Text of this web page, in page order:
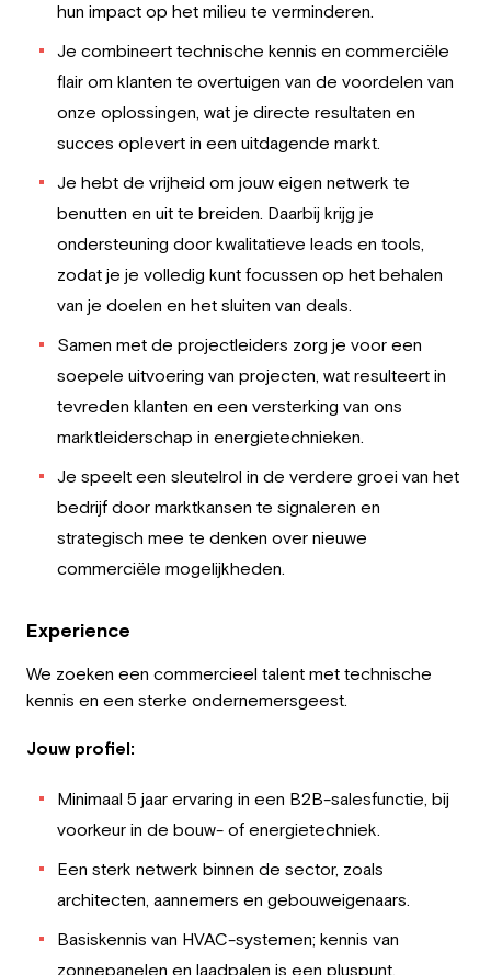
hun impact op het milieu te verminderen.
Je combineert technische kennis en commerciële
flair om klanten te overtuigen van de voordelen van
onze oplossingen, wat je directe resultaten en
succes oplevert in een uitdagende markt.
Je hebt de vrijheid om jouw eigen netwerk te
benutten en uit te breiden. Daarbij krijg je
ondersteuning door kwalitatieve leads en tools,
zodat je je volledig kunt focussen op het behalen
van je doelen en het sluiten van deals.
Samen met de projectleiders zorg je voor een
soepele uitvoering van projecten, wat resulteert in
tevreden klanten en een versterking van ons
marktleiderschap in energietechnieken.
Je speelt een sleutelrol in de verdere groei van het
bedrijf door marktkansen te signaleren en
strategisch mee te denken over nieuwe
commerciële mogelijkheden.
Experience
We zoeken een commercieel talent met technische
kennis en een sterke ondernemersgeest.
Jouw profiel:
Minimaal 5 jaar ervaring in een B2B-salesfunctie, bij
voorkeur in de bouw- of energietechniek.
Een sterk netwerk binnen de sector, zoals
architecten, aannemers en gebouweigenaars.
Basiskennis van HVAC-systemen; kennis van
zonnepanelen en laadpalen is een pluspunt.